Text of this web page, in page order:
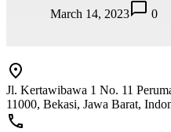
March 14, 2023
0
Jl. Kertawibawa 1 No. 11
11000, Bekasi, Jawa Barat,